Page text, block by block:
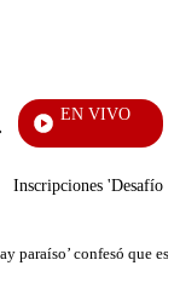
Enviar
EN VIVO
Inscripciones 'Desafío'
paraíso’ confesó que